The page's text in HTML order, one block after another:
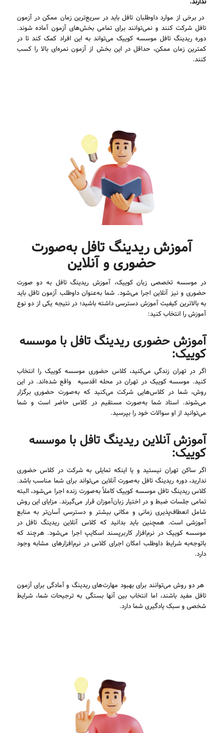
در برخی از موارد داوطلبان تافل باید در سریع‌ترین زمان ممکن در آزمون
تافل شرکت کنند و نمی‌توانند برای تمامی بخش‌های آزمون آماده شوند.
دوره ریدینگ تافل موسسه کوییک می‌تواند به این افراد کمک کند تا در
کمترین زمان ممکن، حداقل در این بخش از آزمون نمره‌ای بالا را کسب
کنند.
آموزش ریدینگ تافل به‌صورت
حضوری و آنلاین
در موسسه تخصصی زبان کوییک، آموزش ریدینگ تافل به دو صورت
حضوری و نیز آنلاین اجرا می‌شود. شما به‌عنوان داوطلب آزمون تافل باید
به بالاترین کیفیت آموزش دسترسی داشته باشید؛ در نتیجه یکی از دو نوع
آموزش را انتخاب کنید:
آموزش حضوری ریدینگ تافل با موسسه
کوییک:
اگر در تهران زندگی می‌کنید، کلاس‌ حضوری موسسه کوییک را انتخاب
کنید. موسسه کوییک در تهران در محله اقدسیه واقع شده‌اند. در این
روش، شما در کلاس‌هایی شرکت می‌کنید که به‌صورت حضوری برگزار
می‌شوند. استاد شما به‌صورت مستقیم در کلاس حاضر است و شما
می‌توانید از او سوالات خود را بپرسید.
آموزش آنلاین ریدینگ تافل با موسسه
کوییک:
اگر ساکن تهران نیستید و یا اینکه تمایلی به شرکت در کلاس حضوری
ندارید، دوره ریدینگ تافل به‌صورت آنلاین می‌تواند برای شما مناسب باشد.
کلاس ریدینگ تافل موسسه کوییک کاملاً به‌صورت زنده اجرا می‌شود، البته
تمامی جلسات ضبط و در اختیار زبان‌آموزان قرار می‌گیرند. مزایای این روش
شامل انعطاف‌پذیری زمانی و مکانی بیشتر و دسترسی آسان‌تر به منابع
آموزشی است. همچنین باید بدانید که کلاس آنلاین ریدینگ تافل در
موسسه کوییک در نرم‌افزار کاربرپسند اسکایپ اجرا می‌شود. هرچند که
باتوجه‌به شرایط داوطلب امکان اجرای کلاس در نرم‌افزارهای مشابه وجود
دارد.
هر دو روش می‌توانند برای بهبود مهارت‌های ریدینگ و آمادگی برای آزمون
تافل مفید باشند، اما انتخاب بین آنها بستگی به ترجیحات شما، شرایط
شخصی و سبک یادگیری شما دارد.